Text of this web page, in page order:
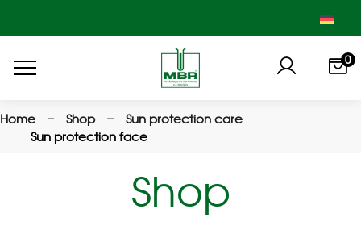
0
Home Shop
Sun protection care
Sun protection face
Shop